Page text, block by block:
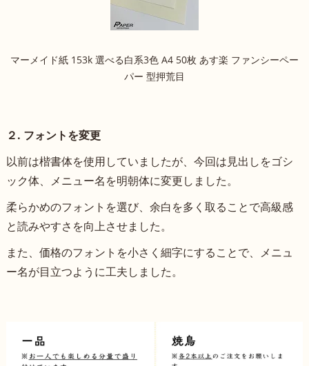
マーメイド紙 153k 選べる白系3色 A4 50枚 あす楽 ファンシーペー
パー 型押荒目
２. フォントを変更
以前は楷書体を使用していましたが、今回は見出しをゴシ
ック体、メニュー名を明朝体に変更しました。
柔らかめのフォントを選び、余白を多く取ることで高級感
と読みやすさを向上させました。
また、価格のフォントを小さく細字にすることで、メニュ
ー名が目立つように工夫しました。